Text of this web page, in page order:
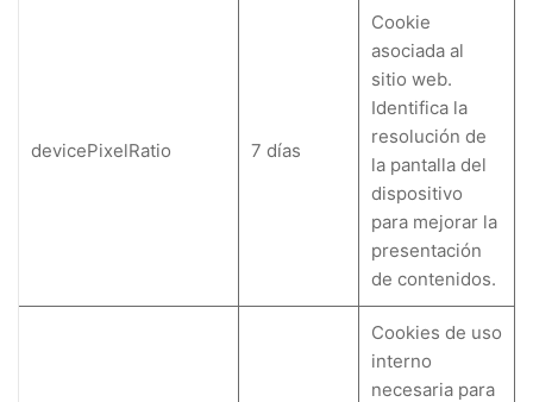
devicePixelRatio 7 días
Cookie
asociada al
sitio web.
Identifica la
resolución de
la pantalla del
dispositivo
para mejorar la
presentación
de contenidos.
Cookies de uso
interno
necesaria para